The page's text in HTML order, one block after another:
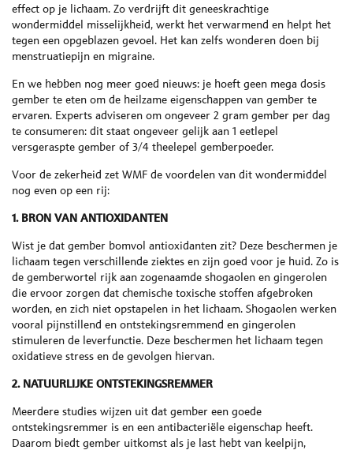
effect op je lichaam. Zo verdrijft dit geneeskrachtige
wondermiddel misselijkheid, werkt het verwarmend en helpt het
tegen een opgeblazen gevoel. Het kan zelfs wonderen doen bij
menstruatiepijn en migraine.
En we hebben nog meer goed nieuws: je hoeft geen mega dosis
gember te eten om de heilzame eigenschappen van gember te
ervaren. Experts adviseren om ongeveer 2 gram gember per dag
te consumeren: dit staat ongeveer gelijk aan 1 eetlepel
versgeraspte gember of 3/4 theelepel gemberpoeder.
Voor de zekerheid zet WMF de voordelen van dit wondermiddel
nog even op een rij:
1. BRON VAN ANTIOXIDANTEN
Wist je dat gember bomvol antioxidanten zit? Deze beschermen je
lichaam tegen verschillende ziektes en zijn goed voor je huid. Zo is
de gemberwortel rijk aan zogenaamde shogaolen en gingerolen
die ervoor zorgen dat chemische toxische stoffen afgebroken
worden, en zich niet opstapelen in het lichaam. Shogaolen werken
vooral pijnstillend en ontstekingsremmend en gingerolen
stimuleren de leverfunctie. Deze beschermen het lichaam tegen
oxidatieve stress en de gevolgen hiervan.
2. NATUURLIJKE ONTSTEKINGSREMMER
Meerdere studies wijzen uit dat gember een goede
ontstekingsremmer is en een antibacteriële eigenschap heeft.
Daarom biedt gember uitkomst als je last hebt van keelpijn,